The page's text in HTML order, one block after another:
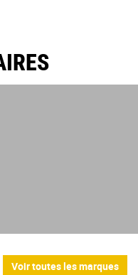
Voir toutes les marques